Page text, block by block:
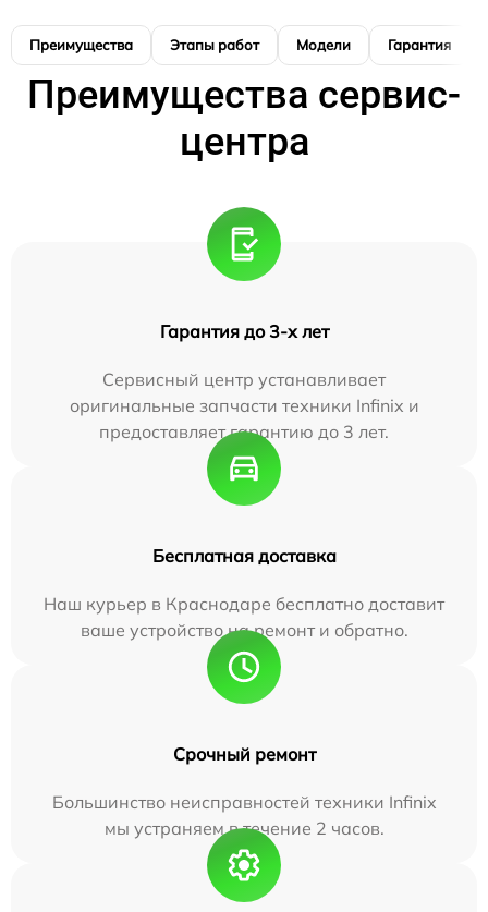
Преимущества Этапы работ Модели Гарантия
Преимущества сервис-
центра
Гарантия до 3-х лет
Сервисный центр устанавливает
оригинальные запчасти техники Infinix и
предоставляет гарантию до 3 лет.
Бесплатная доставка
Наш курьер в Краснодаре бесплатно доставит
ваше устройство на ремонт и обратно.
Срочный ремонт
Большинство неисправностей техники Infinix
мы устраняем в течение 2 часов.